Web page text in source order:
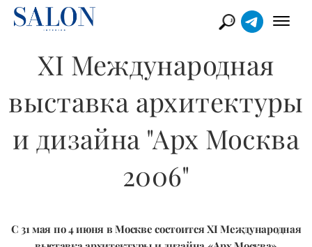
XI Международная
выставка архитектуры
и дизайна "Арх Москва
2006"
С 31 мая по 4 июня в Москве состоится XI Международная